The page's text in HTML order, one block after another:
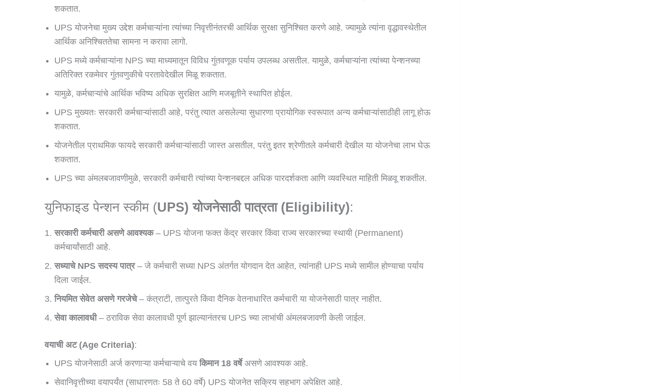
शकतात.
UPS योजनेचा मुख्य उद्देश कर्मचाऱ्यांना त्यांच्या निवृत्तीनंतरची आर्थिक सुरक्षा सुनिश्चित करणे आहे. ज्यामुळे त्यांना वृद्धावस्थेतील
आर्थिक अनिश्चिततेचा सामना न करावा लागो.
UPS मध्ये कर्मचाऱ्यांना NPS च्या माध्यमातून विविध गुंतवणूक पर्याय उपलब्ध असतील. यामुळे, कर्मचाऱ्यांना त्यांच्या पेन्शनच्या
अतिरिक्त रकमेवर गुंतवणुकीचे परतावेदेखील मिळू शकतात.
यामुळे, कर्मचाऱ्यांचे आर्थिक भविष्य अधिक सुरक्षित आणि मजबूतीने स्थापित होईल.
UPS मुख्यतः सरकारी कर्मचाऱ्यांसाठी आहे, परंतु त्यात असलेल्या सुधारणा प्रायोगिक स्वरूपात अन्य कर्मचाऱ्यांसाठीही लागू होऊ
शकतात.
योजनेतील प्राथमिक फायदे सरकारी कर्मचाऱ्यांसाठी जास्त असतील, परंतु इतर श्रेणीतले कर्मचारी देखील या योजनेचा लाभ घेऊ
शकतात.
UPS च्या अंमलबजावणीमुळे, सरकारी कर्मचारी त्यांच्या पेन्शनबद्दल अधिक पारदर्शकता आणि व्यवस्थित माहिती मिळवू शकतील.
युनिफाइड पेन्शन स्कीम (UPS) योजनेसाठी पात्रता (Eligibility):
सरकारी कर्मचारी असणे आवश्यक– UPS योजना फक्त केंद्र सरकार किंवा राज्य सरकारच्या स्थायी (permanent)
कर्मचार्यांसाठी आहे.
सध्याचे NPS सदस्य पात्र– जे कर्मचारी सध्या NPS अंतर्गत योगदान देत आहेत, त्यांनाही UPS मध्ये सामील होण्याचा पर्याय
दिला जाईल.
नियमित सेवेत असणे गरजेचे– कंत्राटी, तात्पुरते किंवा दैनिक वेतनाधारित कर्मचारी या योजनेसाठी पात्र नाहीत.
सेवा कालावधी– ठराविक सेवा कालावधी पूर्ण झाल्यानंतरच UPS च्या लाभांची अंमलबजावणी केली जाईल.
वयाची अट (Age Criteria):
UPS योजनेसाठी अर्ज करणाऱ्या कर्मचाऱ्याचे वयकिमान 18 वर्षेअसणे आवश्यक आहे.
सेवानिवृत्तीच्या वयापर्यंत (साधारणतः 58 ते 60 वर्षे) UPS योजनेत सक्रिय सहभाग अपेक्षित आहे.